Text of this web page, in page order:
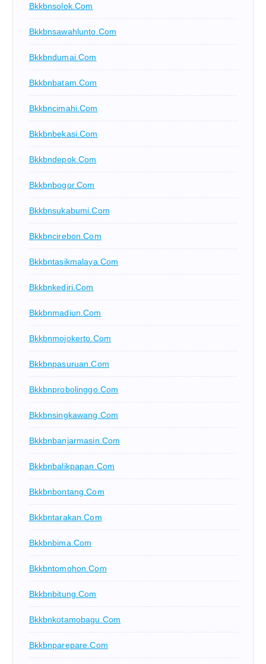
Bkkbnsolok.com
Bkkbnsawahlunto.com
Bkkbndumai.com
Bkkbnbatam.com
Bkkbncimahi.com
Bkkbnbekasi.com
Bkkbndepok.com
Bkkbnbogor.com
Bkkbnsukabumi.com
Bkkbncirebon.com
Bkkbntasikmalaya.com
Bkkbnkediri.com
Bkkbnmadiun.com
Bkkbnmojokerto.com
Bkkbnpasuruan.com
Bkkbnprobolinggo.com
Bkkbnsingkawang.com
Bkkbnbanjarmasin.com
Bkkbnbalikpapan.com
Bkkbnbontang.com
Bkkbntarakan.com
Bkkbnbima.com
Bkkbntomohon.com
Bkkbnbitung.com
Bkkbnkotamobagu.com
Bkkbnparepare.com